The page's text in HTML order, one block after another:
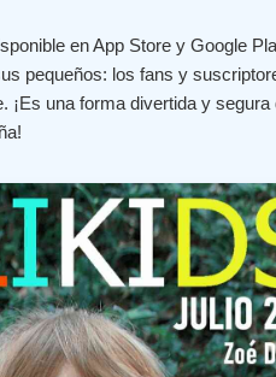
en App Store y Google
pequeños: los fans y
¡Es una forma divertida y segura